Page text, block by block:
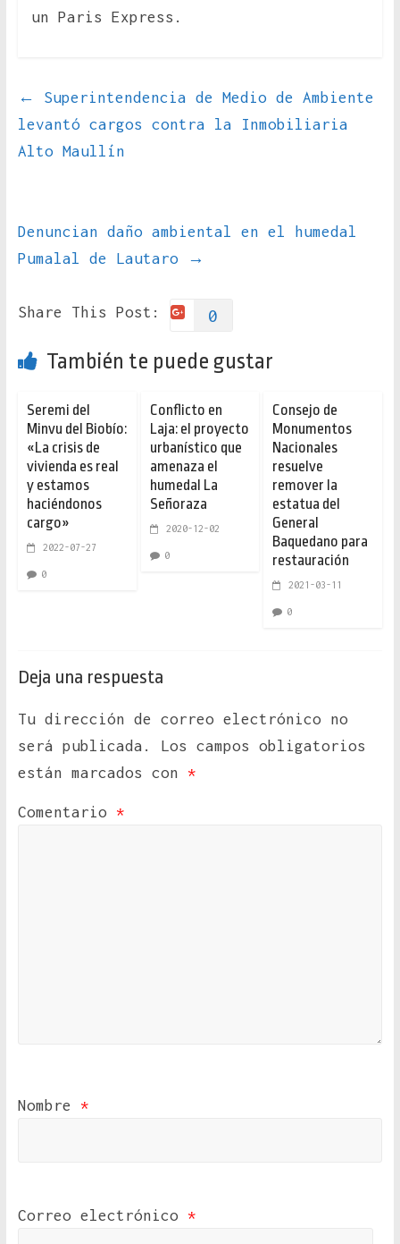
un Paris Express.
←
Superintendencia de Medio de Ambiente
levantó cargos contra la Inmobiliaria
Alto Maullín
Denuncian daño ambiental en el humedal
Pumalal de Lautaro
→
Share This Post: 0
También te puede gustar
Seremi del
Minvu del Biobío:
«La crisis de
vivienda es real
y estamos
haciéndonos
cargo»
2022-07-27
0
Conflicto en
Laja: el proyecto
urbanístico que
amenaza el
humedal La
Señoraza
2020-12-02
0
Consejo de
Monumentos
Nacionales
resuelve
remover la
estatua del
General
Baquedano para
restauración
2021-03-11
0
Deja una respuesta
Tu dirección de correo electrónico no
será publicada.
Los campos obligatorios
están marcados con *
Comentario *
Nombre *
Correo electrónico *